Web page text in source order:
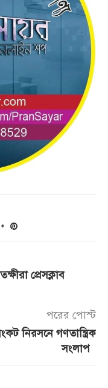
প্রেসক্লাব
পরের পোস্ট
নিরসনে গণতান্ত্রিক
সংলাপ